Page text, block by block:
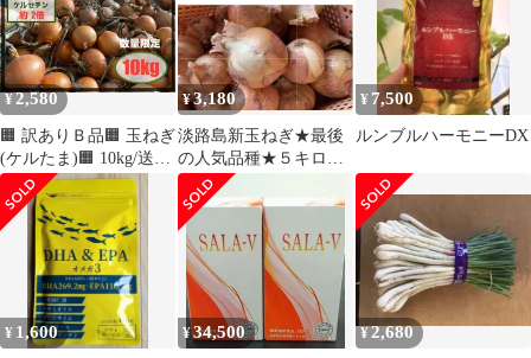
¥2,580
🟧 訳ありＢ品🟧 玉ねぎ
(ケルたま)🟧 10kg/送料
込🟧ケルセチン約2倍🟧
信州 安曇野産🟧小さめ
使い切りサイズ🟧令和8
年7月収穫分🟧フォロワ
ー割有🟧
¥3,180
淡路島新玉ねぎ★最後
の人気品種★５キロ★
ターザン★フレッシュ
★甘い★肉厚★長持ち
¥ 7,500
ルンブルハーモニーDX
¥ 1,600 ¥34,500 ¥2,680